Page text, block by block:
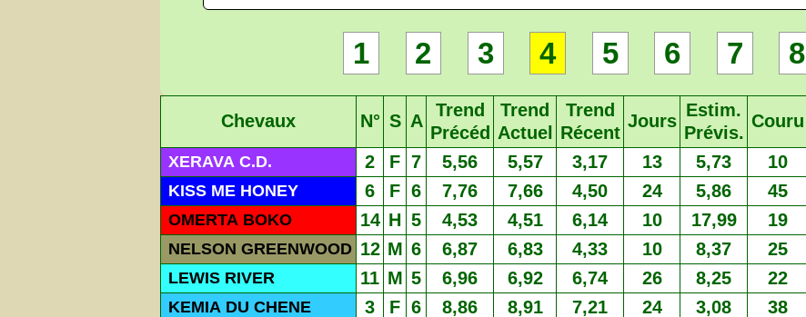
1 2 3 4 5 6 7 8
Chevaux N° S A
Trend
Précéd
Trend
Actuel
Trend
Récent
Jours
Estim.
Prévis.
Couru
XERAVA C.D. 2 F 7 5,56 5,57 3,17 13 5,73 10
KISS ME HONEY 6 F 6 7,76 7,66 4,50 24 5,86 45
OMERTA BOKO 14 H 5 4,53 4,51 6,14 10 17,99 19
NELSON GREENWOOD 12 M 6 6,87 6,83 4,33 10 8,37 25
LEWIS RIVER 11 M 5 6,96 6,92 6,74 26 8,25 22
KEMIA DU CHENE 3 F 6 8,86 8,91 7,21 24 3,08 38